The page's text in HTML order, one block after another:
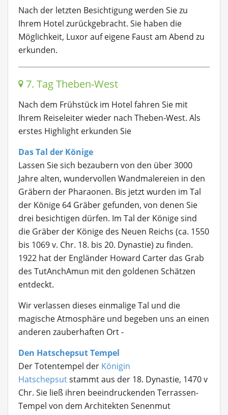
Nach der letzten Besichtigung werden Sie zu
Ihrem Hotel zurückgebracht. Sie haben die
Möglichkeit, Luxor auf eigene Faust am Abend zu
erkunden.
7. Tag Theben-West
Nach dem Frühstück im Hotel fahren Sie mit
Ihrem Reiseleiter wieder nach Theben-West. Als
erstes Highlight erkunden Sie
Das Tal der Könige
Lassen Sie sich bezaubern von den über 3000
Jahre alten, wundervollen Wandmalereien in den
Gräbern der Pharaonen. Bis jetzt wurden im Tal
der Könige 64 Gräber gefunden, von denen Sie
drei besichtigen dürfen. Im Tal der Könige sind
die Gräber der Könige des Neuen Reichs (ca. 1550
bis 1069 v. Chr. 18. bis 20. Dynastie) zu finden.
1922 hat der Engländer Howard Carter das Grab
des TutAnchAmun mit den goldenen Schätzen
entdeckt.
Wir verlassen dieses einmalige Tal und die
magische Atmosphäre und begeben uns an einen
anderen zauberhaften Ort -
Den Hatschepsut Tempel
Der Totentempel der Königin
Hatschepsutstammt aus der 18. Dynastie, 1470 v
Chr. Sie ließ ihren beeindruckenden Terrassen-
Tempel von dem Architekten Senenmut